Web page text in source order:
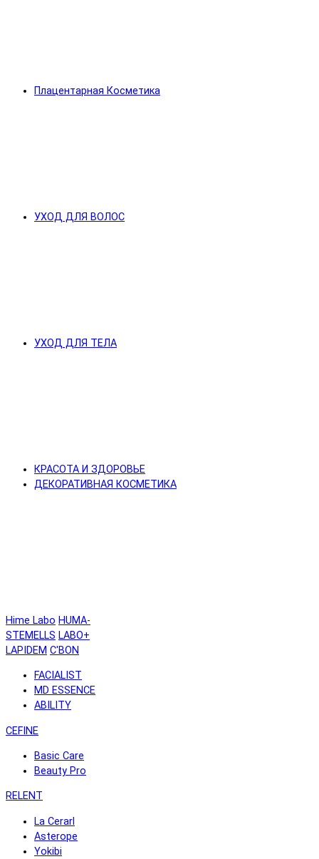
Плацентарная Косметика
УХОД ДЛЯ ВОЛОС
УХОД ДЛЯ ТЕЛА
КРАСОТА И ЗДОРОВЬЕ
ДЕКОРАТИВНАЯ КОСМЕТИКА
Hime Labo HUMA-
STEMELLS LABO+
LAPIDEM C'BON
FACIALIST
MD ESSENCE
ABILITY
CEFINE
Basic Care
Beauty Pro
RELENT
La Cerarl
Asterope
Yokibi